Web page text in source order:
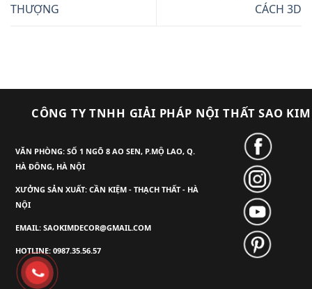
THƯỢNG
CÁCH 3D
CÔNG TY TNHH GIẢI PHÁP NỘI THẤT SAO KIM
VĂN PHÒNG: SỐ 1 NGÕ 8 AO SEN, P.MỘ LAO, Q.
HÀ ĐÔNG, HÀ NỘI
XƯỞNG SẢN XUẤT: CẦN KIỆM - THẠCH THẤT - HÀ
NỘI
EMAIL: SAOKIMDECOR@GMAIL.COM
HOTLINE: 0987.35.56.57